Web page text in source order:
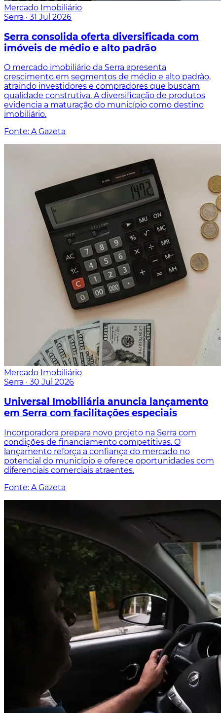
Mercado Imobiliário
Serra · 31 Jul 2026
Serra consolida oferta diversificada com
imóveis de médio e alto padrão
O mercado imobiliário da Serra apresenta
crescimento em segmentos de médio e alto padrão,
atraindo investidores e compradores que buscam
qualidade construtiva. A diversificação de produtos
evidencia a maturação do município como destino
imobiliário.
Fonte: A Gazeta
Mercado Imobiliário
Serra · 30 Jul 2026
Universal Imobiliária anuncia lançamento
em Serra com facilitações especiais
Incorporadora prepara novo projeto na Serra com
condições de financiamento competitivas. O
lançamento reforça a confiança do mercado no
potencial do município e oferece oportunidades com
diferenciais comerciais atraentes.
Fonte: A Gazeta